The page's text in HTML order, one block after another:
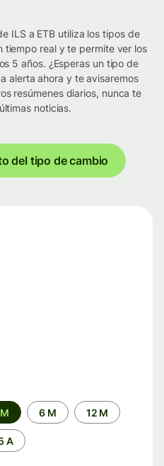
ILS a ETB utiliza los tipos de
tiempo real y te permite ver los
5 años. ¿Esperas un tipo de
alerta ahora y te avisaremos
resúmenes diarios, nunca te
noticias.
del tipo de cambio
6 M 12 M
A